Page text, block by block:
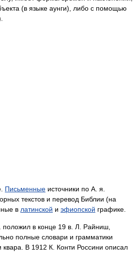
(в языке аунги), либо с помощью
Письменные источники по А. я.
текстов и перевод Библии (на
в латинской и эфиопской графике.
в конце 19 в. Л. Райниш,
полные словари и грамматики
В 1912 К. Конти Россини описал